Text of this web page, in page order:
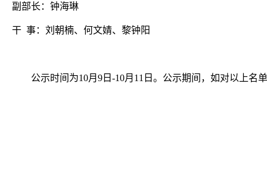
副部长：钟海琳
干 事：刘朝楠、何文婧、黎钟阳
公示时间为10月 9 日 -10月 11 日。公示期间，如对以上名